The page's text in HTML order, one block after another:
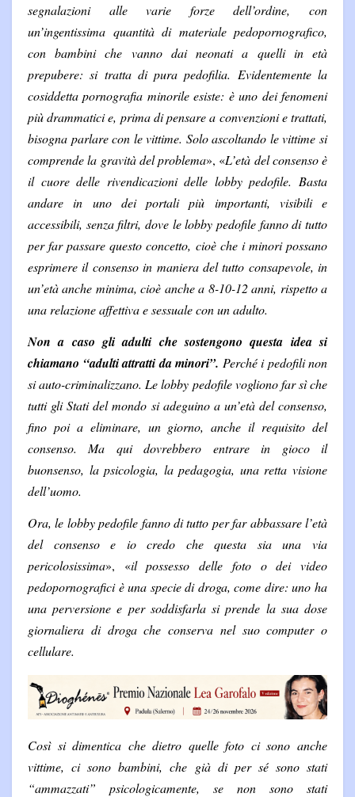
segnalazioni alle varie forze dell’ordine, con
un’ingentissima quantità di materiale pedopornografico,
con bambini che vanno dai neonati a quelli in età
prepubere: si tratta di pura pedofilia. Evidentemente la
cosiddetta pornografia minorile esiste: è uno dei fenomeni
più drammatici e, prima di pensare a convenzioni e trattati,
bisogna parlare con le vittime. Solo ascoltando le vittime si
comprende la gravità del problema», «L’età del consenso è
il cuore delle rivendicazioni delle lobby pedofile. Basta
andare in uno dei portali più importanti, visibili e
accessibili, senza filtri, dove le lobby pedofile fanno di tutto
per far passare questo concetto, cioè che i minori possano
esprimere il consenso in maniera del tutto consapevole, in
un’età anche minima, cioè anche a 8-10-12 anni, rispetto a
una relazione affettiva e sessuale con un adulto.
Non a caso gli adulti che sostengono questa idea si
chiamano “adulti attratti da minori”. Perché i pedofili non
si auto-criminalizzano. Le lobby pedofile vogliono far sì che
tutti gli Stati del mondo si adeguino a un’età del consenso,
fino poi a eliminare, un giorno, anche il requisito del
consenso. Ma qui dovrebbero entrare in gioco il
buonsenso, la psicologia, la pedagogia, una retta visione
dell’uomo.
Ora, le lobby pedofile fanno di tutto per far abbassare l’età
del consenso e io credo che questa sia una via
pericolosissima», «il possesso delle foto o dei video
pedopornografici è una specie di droga, come dire: uno ha
una perversione e per soddisfarla si prende la sua dose
giornaliera di droga che conserva nel suo computer o
cellulare.
Così si dimentica che dietro quelle foto ci sono anche
vittime, ci sono bambini, che già di per sé sono stati
“ammazzati” psicologicamente, se non sono stati